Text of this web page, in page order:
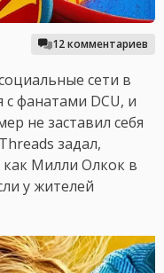
12 комментариев
сети в
фанатами DCU, и
не заставил себя
задал,
как Милли Олкок в
у жителей